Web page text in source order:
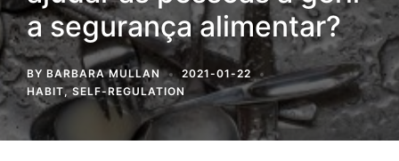
a segurança alimentar?
BY BARBARA MULLAN
2021-01-22
HABIT,SELF-REGULATION